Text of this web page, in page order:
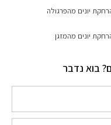
יונים מהפרגולה
יונים מהמזגן
בוא נדבר